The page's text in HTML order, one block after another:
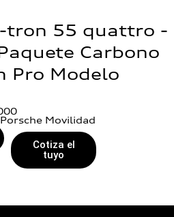
tron 55 quattro -
Carbono
Pro Modelo
Movilidad
Cotiza el
tuyo